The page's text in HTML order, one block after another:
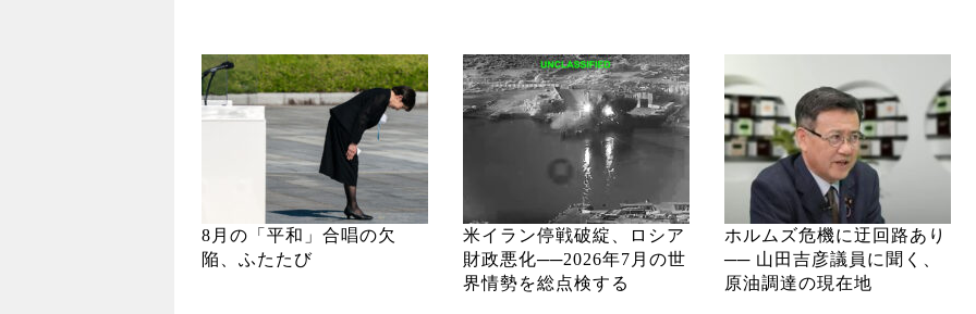
8月の「平和」合唱の欠
陥、ふたたび
米イラン停戦破綻、ロシア
財政悪化──2026年7月の世
界情勢を総点検する
ホルムズ危機に迂回路あり
── 山田吉彦議員に聞く、
原油調達の現在地